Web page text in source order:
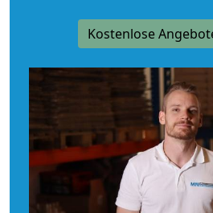
Kostenlose